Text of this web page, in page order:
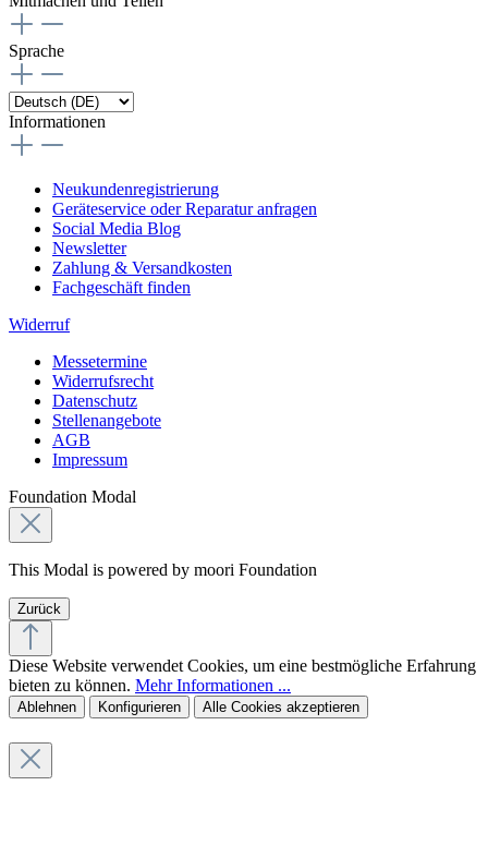
Sprache
Informationen
Neukundenregistrierung
Geräteservice oder Reparatur anfragen
Social Media Blog
Newsletter
Zahlung & Versandkosten
Fachgeschäft finden
Widerruf
Messetermine
Widerrufsrecht
Datenschutz
Stellenangebote
AGB
Impressum
Foundation Modal
This Modal is powered by moori Foundation
Zurück
Diese Website verwendet Cookies, um eine bestmögliche Erfahrung
bieten zu können. Mehr Informationen ...
Ablehnen Konfigurieren Alle Cookies akzeptieren